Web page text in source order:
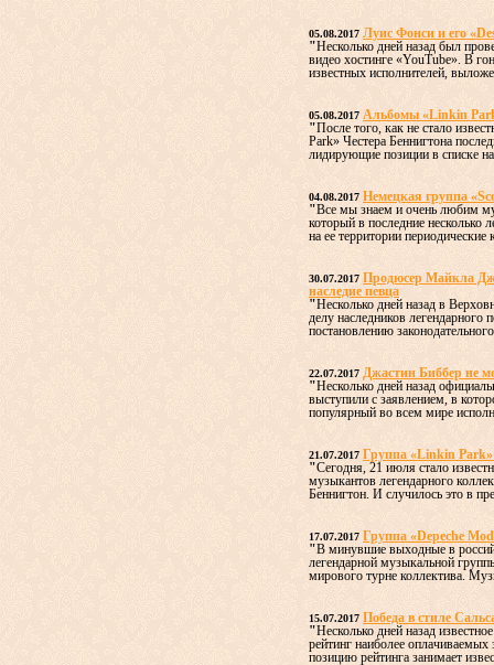
05.08.2017 Луис Фонси и его
"Несколько дней назад был
видео хостинге «YouTube». В
известных исполнителей,
05.08.2017 Альбомы «Linkin
"После того, как не стало
Park» Честера Беннигтона
лидирующие позиции в списке
04.08.2017 Немецкая группа
"Все мы знаем и очень любим
который в последние несколько
на ее территории периодические
30.07.2017 Продюсер Майкла
наследие певца
"Несколько дней назад в
делу наследников
постановлению
22.07.2017 Джастин Биббер не
"Несколько дней назад
выступили с заявлением, в
популярный во всем мире
21.07.2017 Группа «Linkin Park»
"Сегодня, 21 июля стало
музыкантов легендарного
Беннигтон. И случилось это в
17.07.2017 Группа «Depeche
"В минувшие выходные в
легендарной музыкальной
мирового турне коллектива.
15.07.2017 Победа в стиле
"Несколько дней назад
рейтинг наиболее
позицию рейтинга занимает